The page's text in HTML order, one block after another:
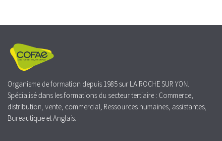
Organisme de formation depuis 1985 sur LA ROCHE SUR YON.
Spécialisé dans les formations du secteur tertiaire : Commerce,
distribution, vente, commercial, Ressources humaines, assistantes,
Bureautique et Anglais.